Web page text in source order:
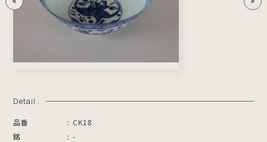
Detail :
品番
CK18
銘
-